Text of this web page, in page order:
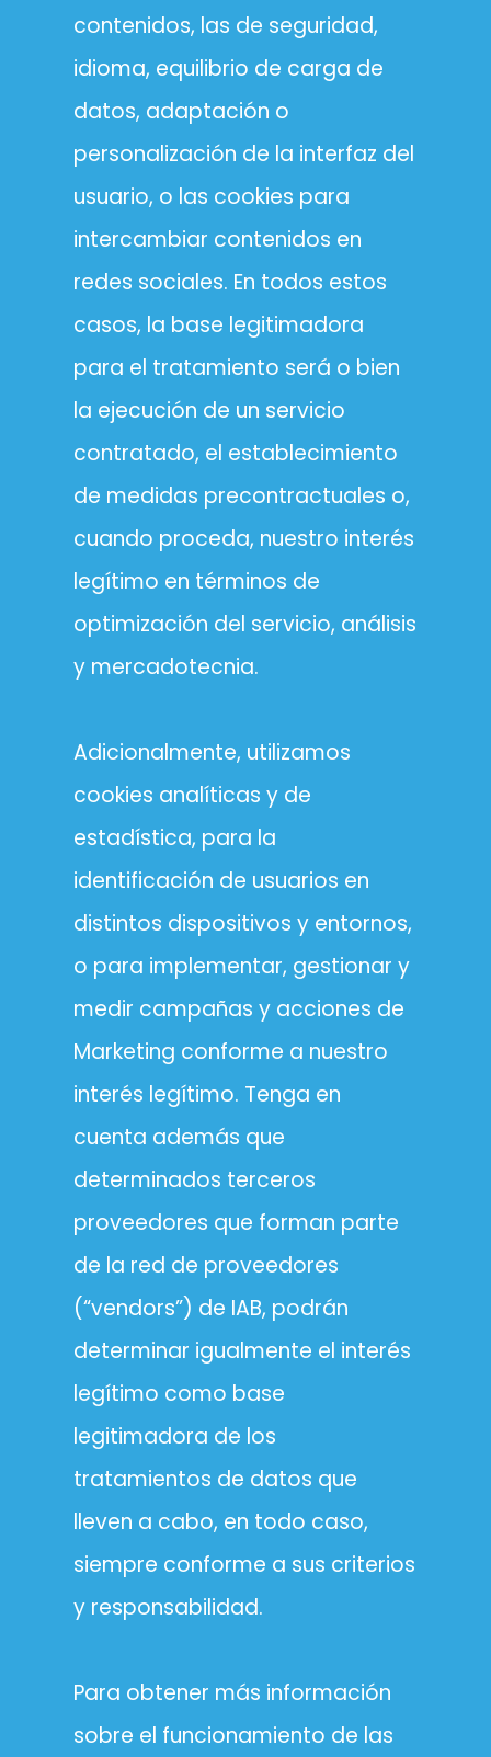
contenidos, las de seguridad,
idioma, equilibrio de carga de
datos, adaptación o
personalización de la interfaz del
usuario, o las cookies para
intercambiar contenidos en
redes sociales. En todos estos
casos, la base legitimadora
para el tratamiento será o bien
la ejecución de un servicio
contratado, el establecimiento
de medidas precontractuales o,
cuando proceda, nuestro interés
legítimo en términos de
optimización del servicio, análisis
y mercadotecnia.
Adicionalmente, utilizamos
cookies analíticas y de
estadística, para la
identificación de usuarios en
distintos dispositivos y entornos,
o para implementar, gestionar y
medir campañas y acciones de
Marketing conforme a nuestro
interés legítimo. Tenga en
cuenta además que
determinados terceros
proveedores que forman parte
de la red de proveedores
(“vendors”) de IAB, podrán
determinar igualmente el interés
legítimo como base
legitimadora de los
tratamientos de datos que
lleven a cabo, en todo caso,
siempre conforme a sus criterios
y responsabilidad.
Para obtener más información
sobre el funcionamiento de las